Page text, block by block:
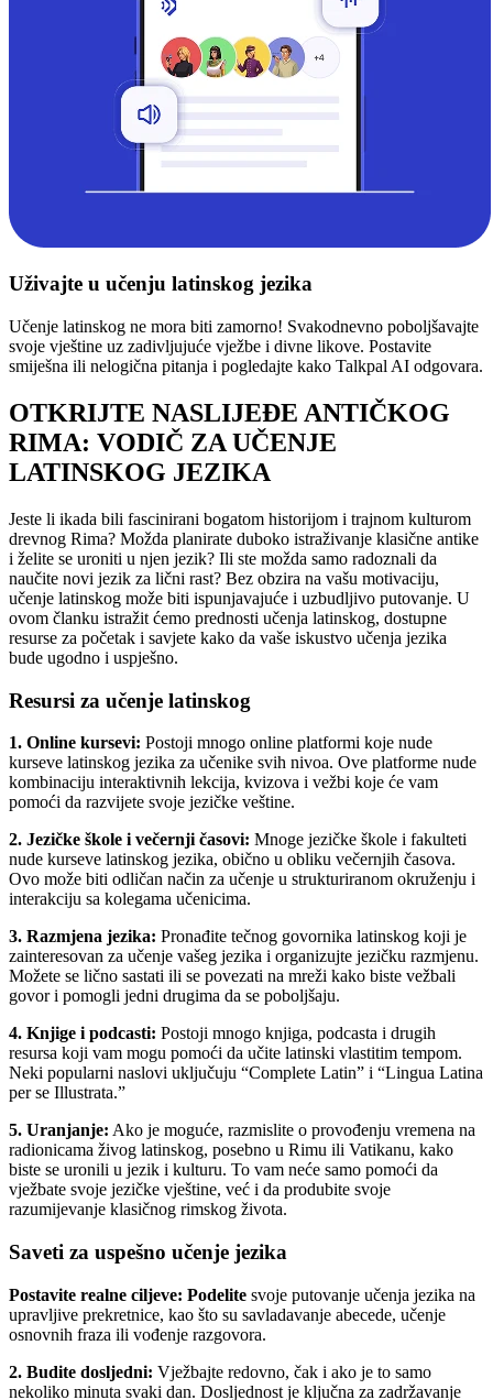
Uživajte u učenju latinskog jezika
Učenje latinskog ne mora biti zamorno! Svakodnevno poboljšavajte
svoje vještine uz zadivljujuće vježbe i divne likove. Postavite
smiješna ili nelogična pitanja i pogledajte kako Talkpal AI odgovara.
OTKRIJTE NASLIJEĐE ANTIČKOG
RIMA: VODIČ ZA UČENJE
LATINSKOG JEZIKA
Jeste li ikada bili fascinirani bogatom historijom i trajnom kulturom
drevnog Rima? Možda planirate duboko istraživanje klasične antike
i želite se uroniti u njen jezik? Ili ste možda samo radoznali da
naučite novi jezik za lični rast? Bez obzira na vašu motivaciju,
učenje latinskog može biti ispunjavajuće i uzbudljivo putovanje. U
ovom članku istražit ćemo prednosti učenja latinskog, dostupne
resurse za početak i savjete kako da vaše iskustvo učenja jezika
bude ugodno i uspješno.
Resursi za učenje latinskog
1. Online kursevi: Postoji mnogo online platformi koje nude
kurseve latinskog jezika za učenike svih nivoa. Ove platforme nude
kombinaciju interaktivnih lekcija, kvizova i vežbi koje će vam
pomoći da razvijete svoje jezičke veštine.
2. Jezičke škole i večernji časovi: Mnoge jezičke škole i fakulteti
nude kurseve latinskog jezika, obično u obliku večernjih časova.
Ovo može biti odličan način za učenje u strukturiranom okruženju i
interakciju sa kolegama učenicima.
3. Razmjena jezika: Pronađite tečnog govornika latinskog koji je
zainteresovan za učenje vašeg jezika i organizujte jezičku razmjenu.
Možete se lično sastati ili se povezati na mreži kako biste vežbali
govor i pomogli jedni drugima da se poboljšaju.
4. Knjige i podcasti: Postoji mnogo knjiga, podcasta i drugih
resursa koji vam mogu pomoći da učite latinski vlastitim tempom.
Neki popularni naslovi uključuju “Complete Latin” i “Lingua Latina
per se Illustrata.”
5. Uranjanje: Ako je moguće, razmislite o provođenju vremena na
radionicama živog latinskog, posebno u Rimu ili Vatikanu, kako
biste se uronili u jezik i kulturu. To vam neće samo pomoći da
vježbate svoje jezičke vještine, već i da produbite svoje
razumijevanje klasičnog rimskog života.
Saveti za uspešno učenje jezika
Postavite realne ciljeve: Podelite svoje putovanje učenja jezika na
upravljive prekretnice, kao što su savladavanje abecede, učenje
osnovnih fraza ili vođenje razgovora.
2. Budite dosljedni: Vježbajte redovno, čak i ako je to samo
nekoliko minuta svaki dan. Dosljednost je ključna za zadržavanje